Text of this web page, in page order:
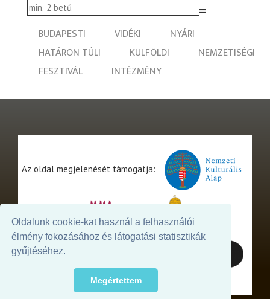
Oldalunk cookie-kat használ a felhasználói
élmény fokozásához és látogatási statisztikák
gyűjtéséhez.
Megértettem
BUDAPESTI VIDÉKI
NYÁRI
HATÁRON TÚLI
KÜLFÖLDI
NEMZETISÉGI
FESZTIVÁL
INTÉZMÉNY
Az oldal megjelenését támogatja: